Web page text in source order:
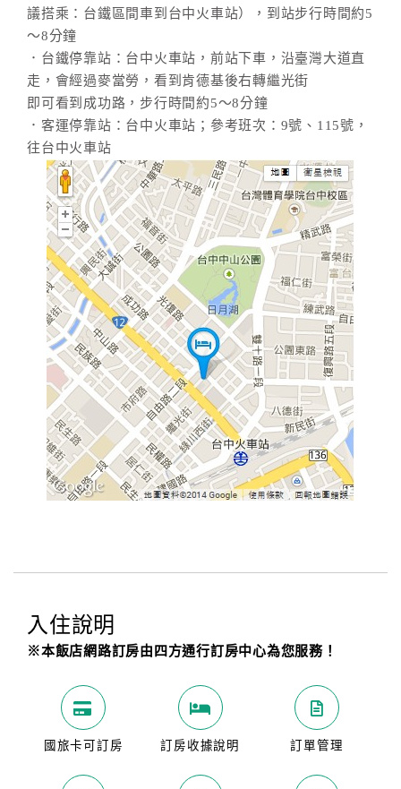
議搭乘：台鐵區間車到台中火車站），到站步行時間約5
～8分鐘
．台鐵停靠站：台中火車站，前站下車，沿臺灣大道直
走，會經過麥當勞，看到肯德基後右轉繼光街
即可看到成功路，步行時間約5～8分鐘
．客運停靠站：台中火車站；參考班次：9號、115號，
往台中火車站
入住說明
※本飯店網路訂房由四方通行訂房中心為您服務！
國旅卡可訂房 訂房收據說明 訂單管理